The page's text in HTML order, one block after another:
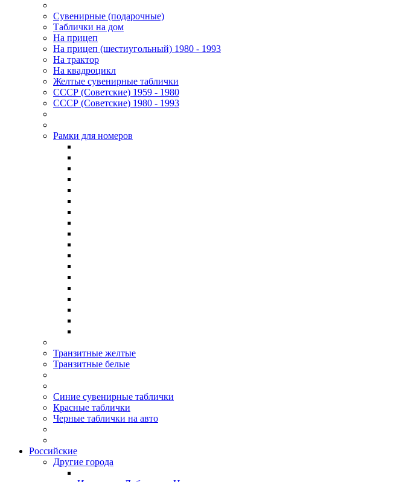
Сувенирные (подарочные)
Таблички на дом
На прицеп
На прицеп (шестиугольный) 1980 - 1993
На трактор
На квадроцикл
Желтые сувенирные таблички
СССР (Советские) 1959 - 1980
СССР (Советские) 1980 - 1993
Рамки для номеров
Транзитные желтые
Транзитные белые
Синие сувенирные таблички
Красные таблички
Черные таблички на авто
Российские
Другие города